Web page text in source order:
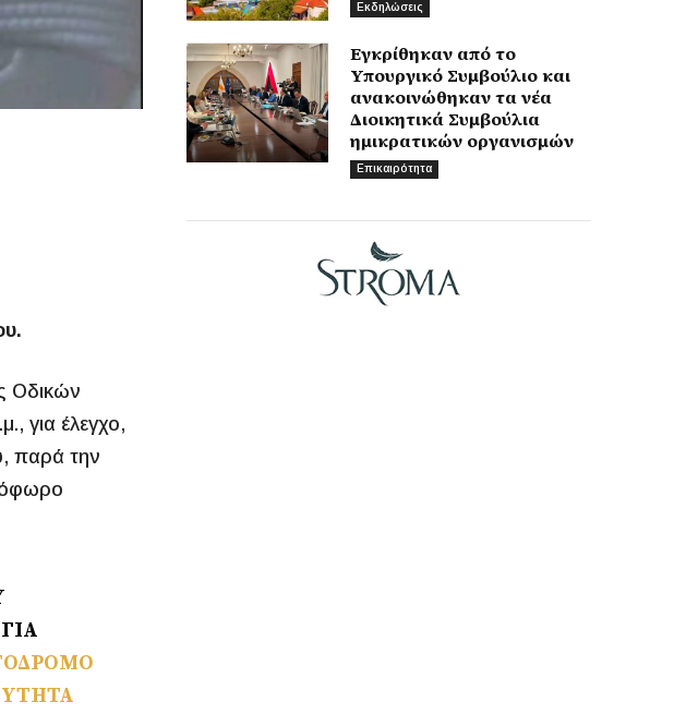
Οδικών
για έλεγχο,
παρά την
Εκδηλώσεις
Εγκρίθηκαν από το
Υπουργικό Συμβούλιο και
ανακοινώθηκαν τα νέα
Διοικητικά Συμβούλια
ημικρατικών οργανισμών
Επικαιρότητα